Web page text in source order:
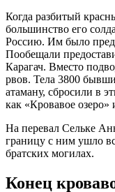
Когда разбитый
большинство его
Россию. Им было
Пообещали
Карагач. Вместо
рвов. Тела 3800
атаману, сбросили в
как «Кровавое
На перевал Сельке
границу с ним ушло
братских могилах.
Конец